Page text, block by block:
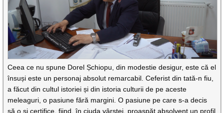
Ceea ce nu spune Dorel Șchiopu, din modestie desigur, este că el
însuși este un personaj absolut remarcabil. Ceferist din tată-n fiu,
a făcut din cultul istoriei și din istoria culturii de pe aceste
meleaguri, o pasiune fără margini. O pasiune pe care s-a decis
să o și certifice, fiind, în ciuda vârstei, proaspăt absolvent un profil